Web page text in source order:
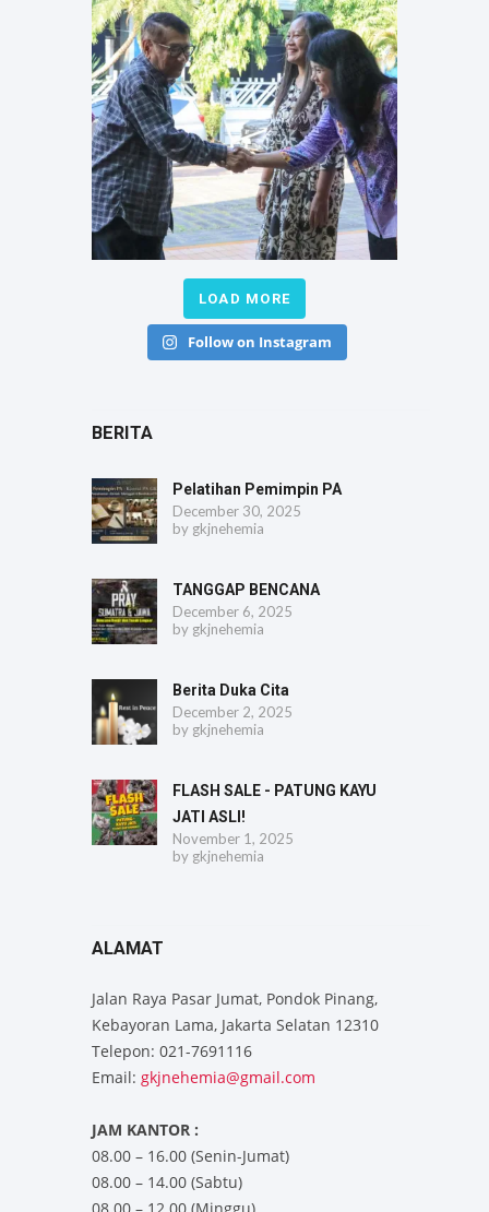
LOAD MORE
Follow on Instagram
BERITA
Pelatihan Pemimpin PA
December 30, 2025
by gkjnehemia
TANGGAP BENCANA
December 6, 2025
by gkjnehemia
Berita Duka Cita
December 2, 2025
by gkjnehemia
FLASH SALE - PATUNG KAYU
JATI ASLI!
November 1, 2025
by gkjnehemia
ALAMAT
Jalan Raya Pasar Jumat, Pondok Pinang,
Kebayoran Lama, Jakarta Selatan 12310
Telepon: 021-7691116
Email: gkjnehemia@gmail.com
JAM KANTOR :
08.00 – 16.00 (Senin-Jumat)
08.00 – 14.00 (Sabtu)